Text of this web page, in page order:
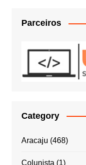
Parceiros
Category
Aracaju (468)
Colunista (1)